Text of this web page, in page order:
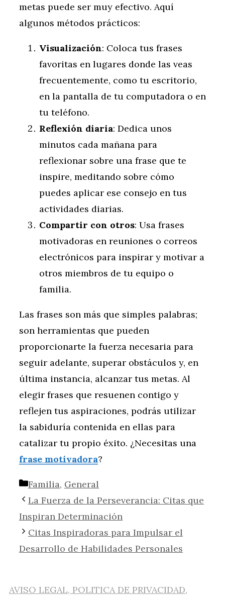
metas puede ser muy efectivo. Aquí
algunos métodos prácticos:
Visualización: Coloca tus frases
favoritas en lugares donde las veas
frecuentemente, como tu escritorio,
en la pantalla de tu computadora o en
tu teléfono.
Reflexión diaria: Dedica unos
minutos cada mañana para
reflexionar sobre una frase que te
inspire, meditando sobre cómo
puedes aplicar ese consejo en tus
actividades diarias.
Compartir con otros: Usa frases
motivadoras en reuniones o correos
electrónicos para inspirar y motivar a
otros miembros de tu equipo o
familia.
Las frases son más que simples palabras;
son herramientas que pueden
proporcionarte la fuerza necesaria para
seguir adelante, superar obstáculos y, en
última instancia, alcanzar tus metas. Al
elegir frases que resuenen contigo y
reflejen tus aspiraciones, podrás utilizar
la sabiduría contenida en ellas para
catalizar tu propio éxito. ¿Necesitas una
frase motivadora?
Categorías
Familia, General
La Fuerza de la Perseverancia: Citas que
Inspiran Determinación
Citas Inspiradoras para Impulsar el
Desarrollo de Habilidades Personales
AVISO LEGAL, POLITICA DE PRIVACIDAD,